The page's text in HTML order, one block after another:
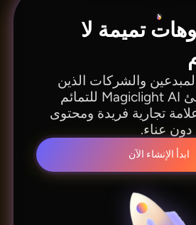
تميمة لا
والشركات الذين
يستخدمون منشئ Magiclight AI للتمائم
تجارية فريدة ومحتوى
عناء.
ابدأ الإنشاء الآن